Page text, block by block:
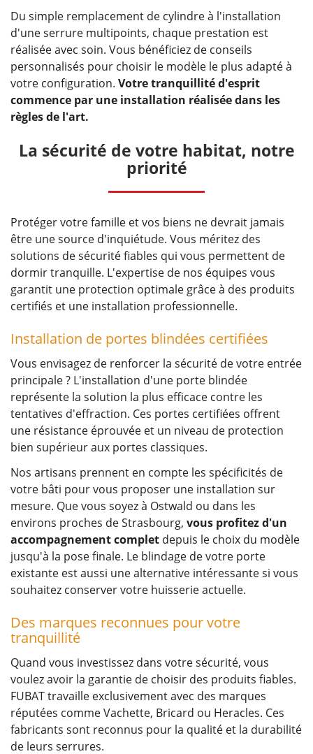
Du simple remplacement de cylindre à l'installation
d'une serrure multipoints, chaque prestation est
réalisée avec soin. Vous bénéficiez de conseils
personnalisés pour choisir le modèle le plus adapté à
votre configuration. Votre tranquillité d'esprit
commence par une installation réalisée dans les
règles de l'art.
La sécurité de votre habitat, notre
priorité
Protéger votre famille et vos biens ne devrait jamais
être une source d'inquiétude. Vous méritez des
solutions de sécurité fiables qui vous permettent de
dormir tranquille. L'expertise de nos équipes vous
garantit une protection optimale grâce à des produits
certifiés et une installation professionnelle.
Installation de portes blindées certifiées
Vous envisagez de renforcer la sécurité de votre entrée
principale ? L'installation d'une porte blindée
représente la solution la plus efficace contre les
tentatives d'effraction. Ces portes certifiées offrent
une résistance éprouvée et un niveau de protection
bien supérieur aux portes classiques.
Nos artisans prennent en compte les spécificités de
votre bâti pour vous proposer une installation sur
mesure. Que vous soyez à Ostwald ou dans les
environs proches de Strasbourg, vous profitez d'un
accompagnement complet depuis le choix du modèle
jusqu'à la pose finale. Le blindage de votre porte
existante est aussi une alternative intéressante si vous
souhaitez conserver votre huisserie actuelle.
Des marques reconnues pour votre
tranquillité
Quand vous investissez dans votre sécurité, vous
voulez avoir la garantie de choisir des produits fiables.
FUBAT travaille exclusivement avec des marques
réputées comme Vachette, Bricard ou Heracles. Ces
fabricants sont reconnus pour la qualité et la durabilité
de leurs serrures.